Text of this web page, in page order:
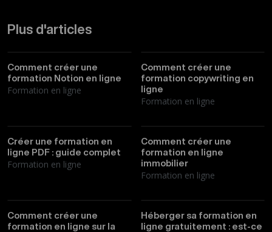
Plus d'articles
Thibault 01/04/2026
Comment créer une
formation Notion en ligne
Formation en ligne
Thibault 30/03/2026
Comment créer une
formation copywriting en
ligne
Formation en ligne
Thibault 25/03/2026
Créer une formation en
ligne PDF : guide complet
Formation en ligne
Thibault 23/03/2026
Comment créer une
formation en ligne
immobilier
Formation en ligne
Thibault 22/03/2026
Comment créer une
formation en ligne sur la
Thibault 19/03/2026
Héberger sa formation en
ligne gratuitement : est-ce